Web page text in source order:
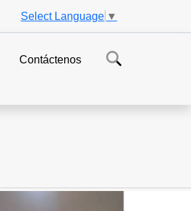
Select Language ▼
Contáctenos